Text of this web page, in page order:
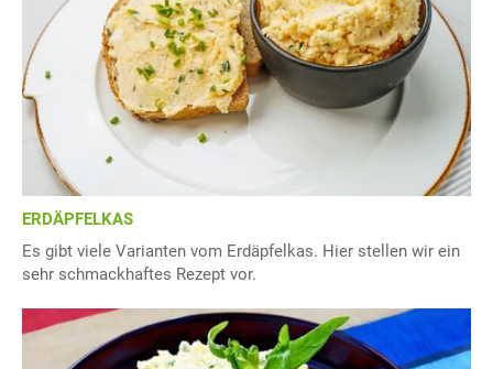
ERDÄPFELKAS
Es gibt viele Varianten vom Erdäpfelkas. Hier stellen wir ein
sehr schmackhaftes Rezept vor.